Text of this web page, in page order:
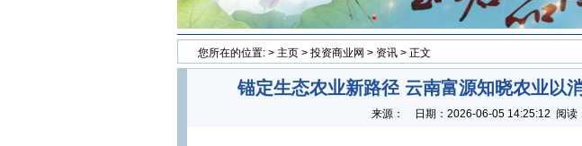
您所在的位置: > 主页 > 投资商业网 > 资讯 > 正文
锚定生态农业新路径 云南富源知晓农业以
来源： 日期： 2026-06-05 14:25:12 阅读